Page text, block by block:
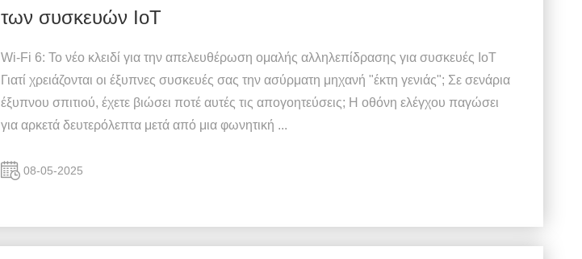
των συσκευών IoT
Wi-Fi 6: Το νέο κλειδί για την απελευθέρωση ομαλής αλληλεπίδρασης για συσκευές IoT
Γιατί χρειάζονται οι έξυπνες συσκευές σας την ασύρματη μηχανή "έκτη γενιάς"; Σε σενάρια
έξυπνου σπιτιού, έχετε βιώσει ποτέ αυτές τις απογοητεύσεις; Η οθόνη ελέγχου παγώσει
για αρκετά δευτερόλεπτα μετά από μια φωνητική ...
08-05-2025